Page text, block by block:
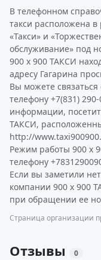
В телефонном
такси расположена в
«Такси» и
обслуживание» под
900 х 900 ТАКСИ
адресу Гагарина
Вы можете
телефону +7(831)
информации,
ТАКСИ,
http://
Режим работы 900 х
телефону
Если вы заметили
компании 900 х 900
при обращении ее
Страница организации
Отзывы 0